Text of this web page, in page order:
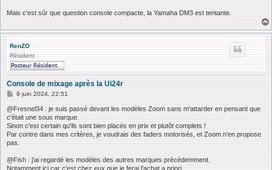
Mais c'est sûr que question console compacte, la Yamaha DM3 est tentante.
RenZO
Résident
Console de mixage après la Ui24r
M
s
s
g
e
9 juin 2024, 22:51
@Fresnel34 : je suis passé devant les modèles Zoom sans m'attarder en pensant que
c'était une sous marque.
Sinon c'est certain qu'ils sont bien placés en prix et plutôt complets !
Par contre dans mes critères, je voudrais des faders motorisés, et Zoom n'en propose
pas.
@Fish : j'ai regardé les modèles des autres marques précédemment.
Notamment ici car c'est chez eux que je ferai l'achat a priori.